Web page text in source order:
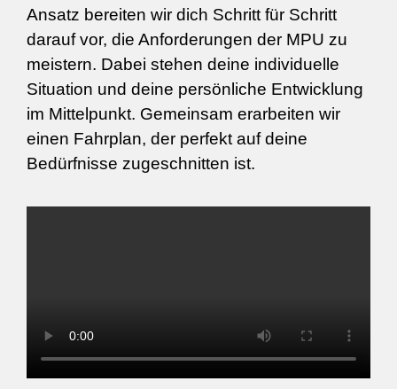
Ansatz bereiten wir dich Schritt für Schritt
darauf vor, die Anforderungen der MPU zu
meistern. Dabei stehen deine individuelle
Situation und deine persönliche Entwicklung
im Mittelpunkt. Gemeinsam erarbeiten wir
einen Fahrplan, der perfekt auf deine
Bedürfnisse zugeschnitten ist.